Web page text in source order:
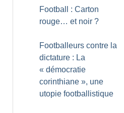
Football : Carton
rouge… et noir ?
Footballeurs contre la
dictature : La
« démocratie
corinthiane », une
utopie footballistique